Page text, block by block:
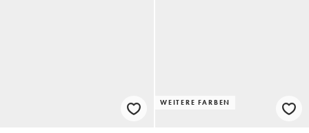
WEITERE FARBEN